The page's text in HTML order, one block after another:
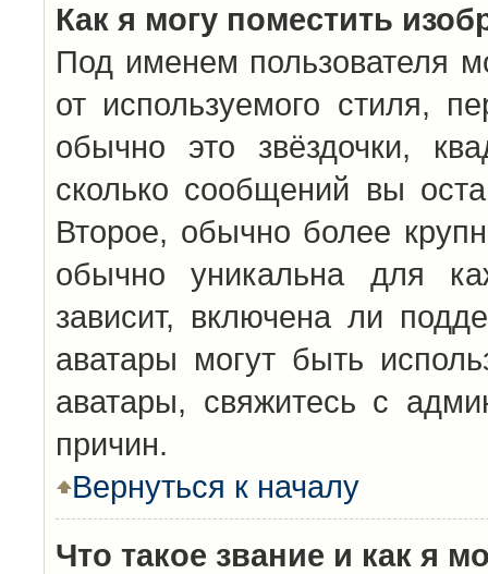
Как я могу поместить
Под именем пользователя
от используемого стиля,
обычно это звёздочки,
сколько сообщений вы
Второе, обычно более
обычно уникальна для
зависит, включена ли
аватары могут быть
аватары, свяжитесь с
причин.
Вернуться к началу
Что такое звание и как я